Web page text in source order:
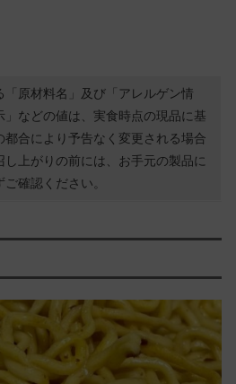
原材料名」及び「アレルゲン情
などの値は、実食時点の現品に基
合により予告なく変更される場合
上がりの前には、お手元の製品に
確認ください。